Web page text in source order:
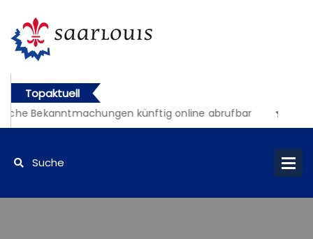
Topaktuell
Bekanntmachungen künftig online abrufbar